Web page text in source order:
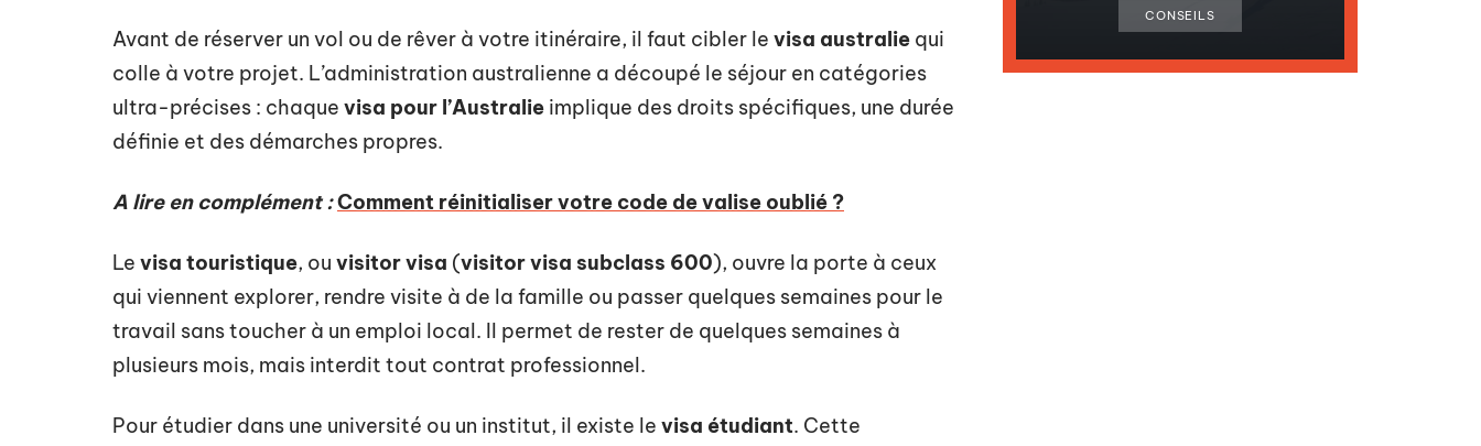
Avant de réserver un vol ou de rêver à votre itinéraire, il faut cibler le visa australie qui
colle à votre projet. L’administration australienne a découpé le séjour en catégories
ultra-précises : chaque visa pour l’Australie implique des droits spécifiques, une durée
définie et des démarches propres.
A lire en complément :Comment réinitialiser votre code de valise oublié ?
Le visa touristique, ou visitor visa (visitor visa subclass 600), ouvre la porte à ceux
qui viennent explorer, rendre visite à de la famille ou passer quelques semaines pour le
travail sans toucher à un emploi local. Il permet de rester de quelques semaines à
plusieurs mois, mais interdit tout contrat professionnel.
Pour étudier dans une université ou un institut, il existe le visa étudiant. Cette
CONSEILS